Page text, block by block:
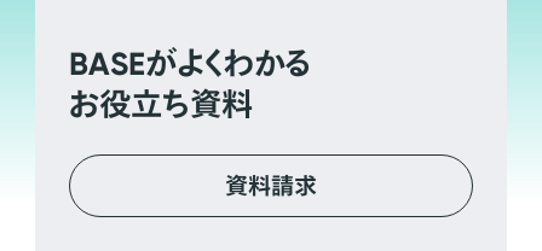
BASEがよくわかる
お役立ち資料
資料請求